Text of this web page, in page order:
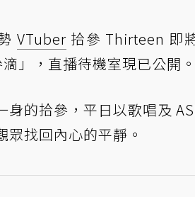
VTuber拾參 Thirteen 即
」，直播待機室現已公開。
的拾參，平日以歌唱及
找回內心的平靜。